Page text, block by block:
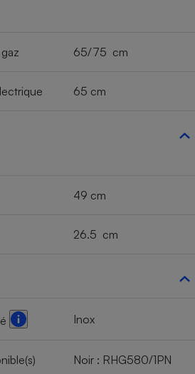
65/75 cm
65 cm
49 cm
26.5 cm
Inox
Noir : RHG580/1PN